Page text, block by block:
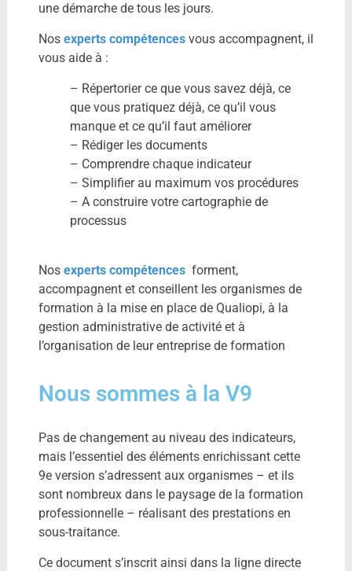
une démarche de tous les jours.
Nos experts compétences vous accompagnent, il
vous aide à :
– Répertorier ce que vous savez déjà, ce
que vous pratiquez déjà, ce qu’il vous
manque et ce qu’il faut améliorer
– Rédiger les documents
– Comprendre chaque indicateur
– Simplifier au maximum vos procédures
– A construire votre cartographie de
processus
Nos experts compétencesforment,
accompagnent et conseillent les organismes de
formation à la mise en place de Qualiopi, à la
gestion administrative de activité et à
l’organisation de leur entreprise de formation
Nous sommes à la V9
Pas de changement au niveau des indicateurs,
mais l’essentiel des éléments enrichissant cette
9e version s’adressent aux organismes – et ils
sont nombreux dans le paysage de la formation
professionnelle – réalisant des prestations en
sous-traitance.
Ce document s’inscrit ainsi dans la ligne directe